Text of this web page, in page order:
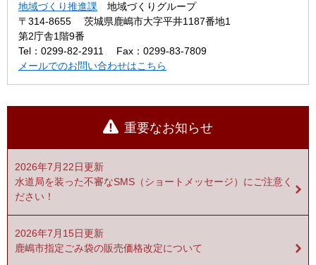
地域づくり推進課
地域づくりグループ
〒314-8655
茨城県鹿嶋市大字平井1187番地1
第2庁舎1階9番
Tel：0299-82-2911
Fax：0299-83-7809
メールでのお問い合わせはこちら
重要なお知らせ
2026年7月22日更新
水道局を装った不審なSMS（ショートメッセージ）にご注意く
ださい！
2026年7月15日更新
鹿嶋市指定ごみ袋の販売価格改定について